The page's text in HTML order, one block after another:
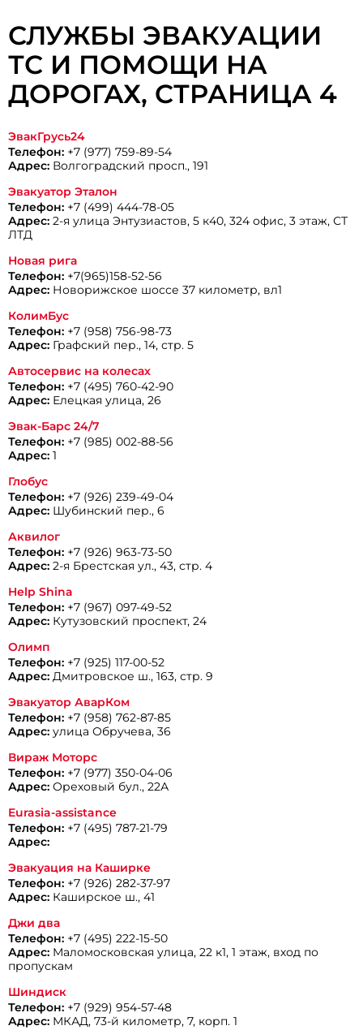
СЛУЖБЫ ЭВАКУАЦИИ
ТС И ПОМОЩИ НА
ДОРОГАХ, CТРАНИЦА 4
ЭвакГрусь24
Телефон: +7 (977) 759-89-54
Адрес: Волгоградский просп., 191
Эвакуатор Эталон
Телефон: +7 (499) 444-78-05
Адрес: 2-я улица Энтузиастов, 5 к40, 324 офис, 3 этаж, СТ
ЛТД
Новая рига
Телефон: +7(965)158-52-56
Адрес: Новорижское шоссе 37 километр, вл1
КолимБус
Телефон: +7 (958) 756-98-73
Адрес: Графский пер., 14, стр. 5
Автосервис на колесах
Телефон: +7 (495) 760-42-90
Адрес: Елецкая улица, 26
Эвак-Барс 24/7
Телефон: +7 (985) 002-88-56
Адрес: 1
Глобус
Телефон: +7 (926) 239-49-04
Адрес: Шубинский пер., 6
Аквилог
Телефон: +7 (926) 963-73-50
Адрес: 2-я Брестская ул., 43, стр. 4
Help Shina
Телефон: +7 (967) 097-49-52
Адрес: Кутузовский проспект, 24
Олимп
Телефон: +7 (925) 117-00-52
Адрес: Дмитровское ш., 163, стр. 9
Эвакуатор АварКом
Телефон: +7 (958) 762-87-85
Адрес: улица Обручева, 36
Вираж Моторс
Телефон: +7 (977) 350-04-06
Адрес: Ореховый бул., 22А
Eurasia-assistance
Телефон: +7 (495) 787-21-79
Адрес:
Эвакуация на Каширке
Телефон: +7 (926) 282-37-97
Адрес: Каширское ш., 41
Джи два
Телефон: +7 (495) 222-15-50
Адрес: Маломосковская улица, 22 к1, 1 этаж, вход по
пропускам
Шиндиск
Телефон: +7 (929) 954-57-48
Адрес: МКАД, 73-й километр, 7, корп. 1